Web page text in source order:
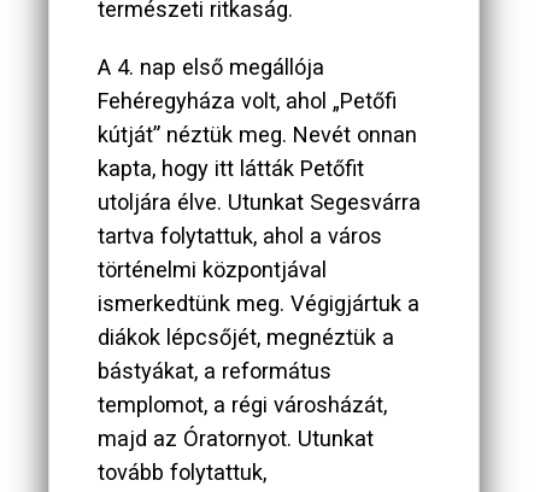
természeti ritkaság.
A 4. nap első megállója
Fehéregyháza volt, ahol „Petőfi
kútját” néztük meg. Nevét onnan
kapta, hogy itt látták Petőfit
utoljára élve. Utunkat Segesvárra
tartva folytattuk, ahol a város
történelmi központjával
ismerkedtünk meg. Végigjártuk a
diákok lépcsőjét, megnéztük a
bástyákat, a református
templomot, a régi városházát,
majd az Óratornyot. Utunkat
tovább folytattuk,